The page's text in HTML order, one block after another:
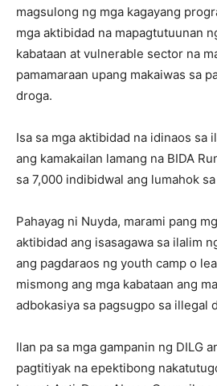
magsulong ng mga kagayang
mga aktibidad na mapagtutuunan
kabataan at vulnerable sector na
pamamaraan upang makaiwas sa
droga.
Isa sa mga aktibidad na idinaos sa
ang kamakailan lamang na BIDA
sa 7,000 indibidwal ang lumahok
Pahayag ni Nuyda, marami pang
aktibidad ang isasagawa sa ilalim
ang pagdaraos ng youth camp o
mismong ang mga kabataan ang
adbokasiya sa pagsugpo sa illegal
Ilan pa sa mga gampanin ng DILG
pagtitiyak na epektibong